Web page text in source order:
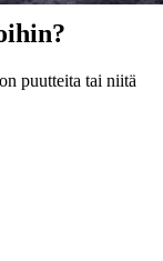
puutteita tai niitä